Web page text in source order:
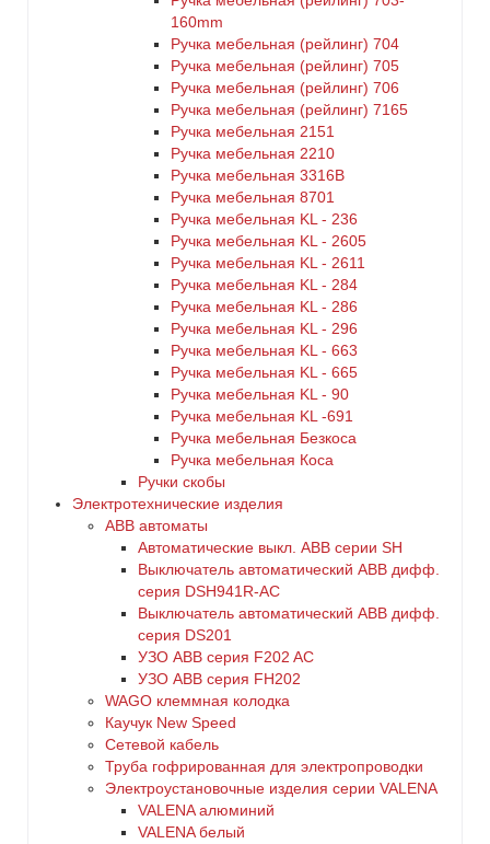
160mm
Ручка мебельная (рейлинг) 704
Ручка мебельная (рейлинг) 705
Ручка мебельная (рейлинг) 706
Ручка мебельная (рейлинг) 7165
Ручка мебельная 2151
Ручка мебельная 2210
Ручка мебельная 3316B
Ручка мебельная 8701
Ручка мебельная KL - 236
Ручка мебельная KL - 2605
Ручка мебельная KL - 2611
Ручка мебельная KL - 284
Ручка мебельная KL - 286
Ручка мебельная KL - 296
Ручка мебельная KL - 663
Ручка мебельная KL - 665
Ручка мебельная KL - 90
Ручка мебельная KL -691
Ручка мебельная Безкоса
Ручка мебельная Коса
Ручки скобы
Электротехнические изделия
ABB автоматы
Автоматические выкл. ABB серии SH
Выключатель автоматический ABB дифф.
серия DSH941R-AC
Выключатель автоматический АВВ дифф.
серия DS201
УЗО ABB серия F202 AC
УЗО АВВ серия FH202
WAGO клеммная колодка
Каучук New Speed
Сетевой кабель
Труба гофрированная для электропроводки
Электроустановочные изделия серии VALENA
VALENA алюминий
VALENA белый